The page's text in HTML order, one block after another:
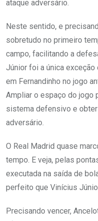
ataque adversário.
Neste sentido, e
sobretudo no primeiro
campo, facilitando a
Júnior foi a única
em Fernandinho no jogo
Ampliar o espaço do jogo
sistema defensivo e
adversário.
O Real Madrid quase
tempo. E veja, pelas
executada na saída de
perfeito que Vinícius
Precisando vencer,